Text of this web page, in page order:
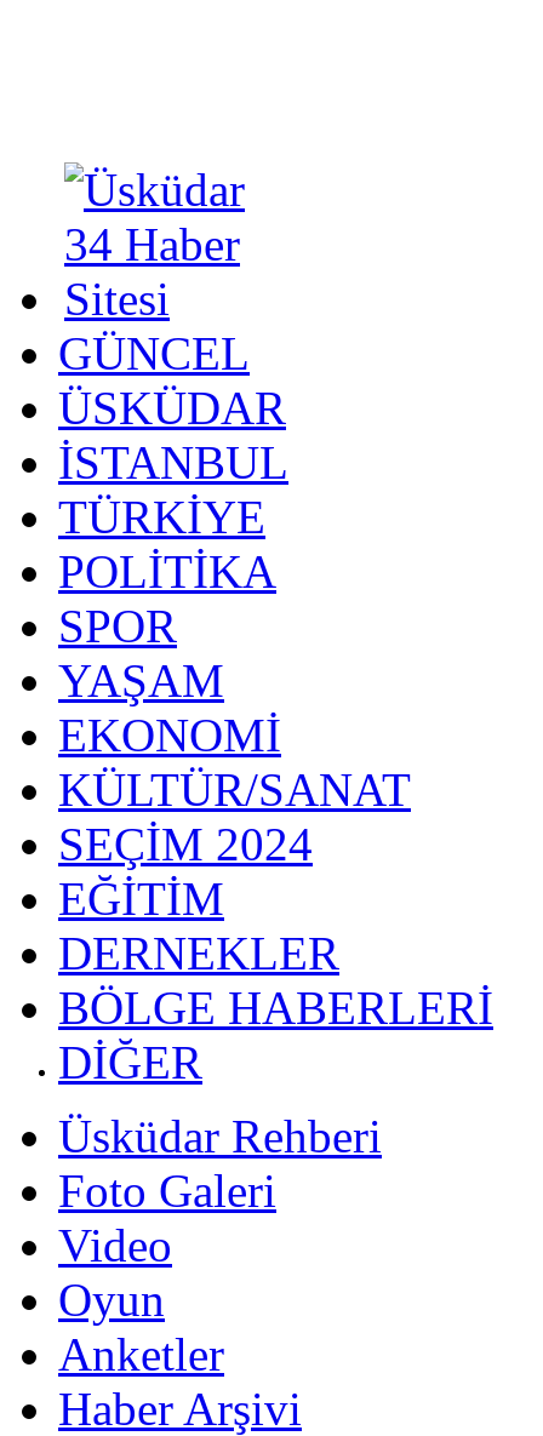
GÜNCEL
ÜSKÜDAR
İSTANBUL
TÜRKİYE
POLİTİKA
SPOR
YAŞAM
EKONOMİ
KÜLTÜR/SANAT
SEÇİM 2024
EĞİTİM
DERNEKLER
BÖLGE HABERLERİ
DİĞER
Üsküdar Rehberi
Foto Galeri
Video
Oyun
Anketler
Haber Arşivi